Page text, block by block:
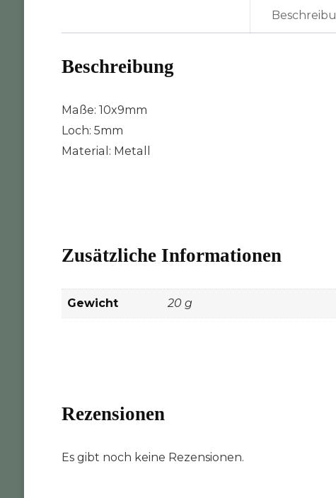
Beschreibung
Maße: 10x9mm
Loch: 5mm
Material: Metall
Zusätzliche Informationen
Gewicht 20 g
Rezensionen
Es gibt noch keine Rezensionen.